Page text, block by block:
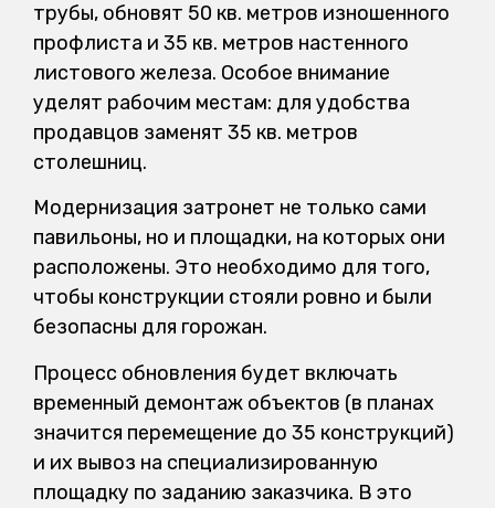
трубы, обновят 50 кв. метров изношенного
профлиста и 35 кв. метров настенного
листового железа. Особое внимание
уделят рабочим местам: для удобства
продавцов заменят 35 кв. метров
столешниц.
Модернизация затронет не только сами
павильоны, но и площадки, на которых они
расположены. Это необходимо для того,
чтобы конструкции стояли ровно и были
безопасны для горожан.
Процесс обновления будет включать
временный демонтаж объектов (в планах
значится перемещение до 35 конструкций)
и их вывоз на специализированную
площадку по заданию заказчика. В это